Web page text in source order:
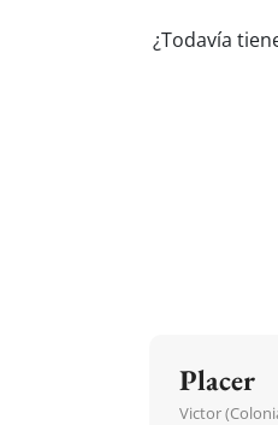
¿Todavía
Placer
Victor